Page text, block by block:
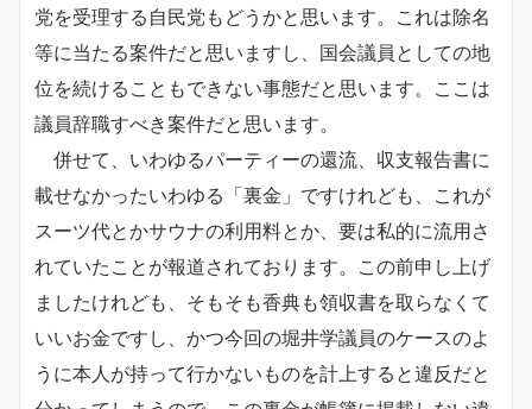
党を受理する自民党もどうかと思います。これは除名
等に当たる案件だと思いますし、国会議員としての地
位を続けることもできない事態だと思います。ここは
議員辞職すべき案件だと思います。
併せて、いわゆるパーティーの還流、収支報告書に
載せなかったいわゆる「裏金」ですけれども、これが
スーツ代とかサウナの利用料とか、要は私的に流用さ
れていたことが報道されております。この前申し上げ
ましたけれども、そもそも香典も領収書を取らなくて
いいお金ですし、かつ今回の堀井学議員のケースのよ
うに本人が持って行かないものを計上すると違反だと